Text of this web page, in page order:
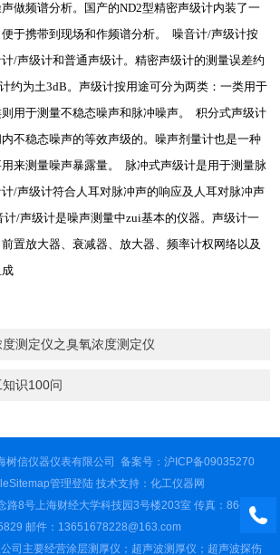
做频谱分析。国产的ND2型精密声级计内装了一
于携带到现场和作频谱分析。 噪音计/声级计按
/声级计和普通声级计。精密声级计的测量误差约
约为土3dB。声级计按用途可分为两类：一类用于
用于测量不稳态噪声和脉冲噪声。 积分式声级计
不稳态噪声的等效声级的。噪声剂量计也是一种
来测量噪声暴露量。 脉冲式声级计是用于测量脉
/声级计符合人耳对脉冲声的响应及人耳对脉冲声
计/声级计是噪声测量中zui基本的仪器。声级计一
置放大器、衰减器、放大器、频率计权网络以及
测定仪之臭氧浓度测定仪
识100问
树信仪器仪表有限公司 备案号：沪ICP备09035270
管理登陆技术支持： 化工仪器网
路8号上海财经大学科技园3号楼203室 传真：86-021-
邮件：13651678228@163.com
司主要经营涂层测厚仪；超声波测厚仪；超声波探伤